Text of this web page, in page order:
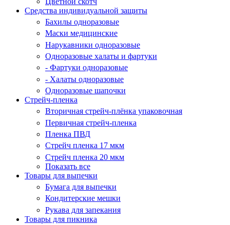
Средства индивидуальной защиты
Бахилы одноразовые
Маски медицинские
Нарукавники одноразовые
Одноразовые халаты и фартуки
- Фартуки одноразовые
- Халаты одноразовые
Одноразовые шапочки
Стрейч-пленка
Вторичная стрейч-плёнка упаковочная
Первичная стрейч-пленка
Пленка ПВД
Стрейч пленка 17 мкм
Стрейч пленка 20 мкм
Показать все
Товары для выпечки
Бумага для выпечки
Кондитерские мешки
Рукава для запекания
Товары для пикника